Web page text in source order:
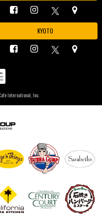
KYOTO
International, Inc.